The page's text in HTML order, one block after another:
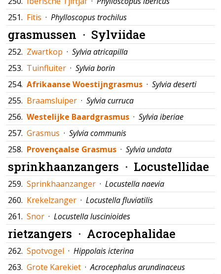
251. Fitis · Phylloscopus trochilus
grasmussen · Sylviidae
252. Zwartkop · Sylvia atricapilla
253. Tuinfluiter · Sylvia borin
254. Afrikaanse Woestijngrasmus · Sylvia deserti
255. Braamsluiper · Sylvia curruca
256. Westelijke Baardgrasmus · Sylvia iberiae
257. Grasmus · Sylvia communis
258. Provençaalse Grasmus · Sylvia undata
sprinkhaanzangers · Locustellidae
259. Sprinkhaanzanger · Locustella naevia
260. Krekelzanger · Locustella fluviatilis
261. Snor · Locustella luscinioides
rietzangers · Acrocephalidae
262. Spotvogel · Hippolais icterina
263. Grote Karekiet ·Acrocephalus arundinaceus